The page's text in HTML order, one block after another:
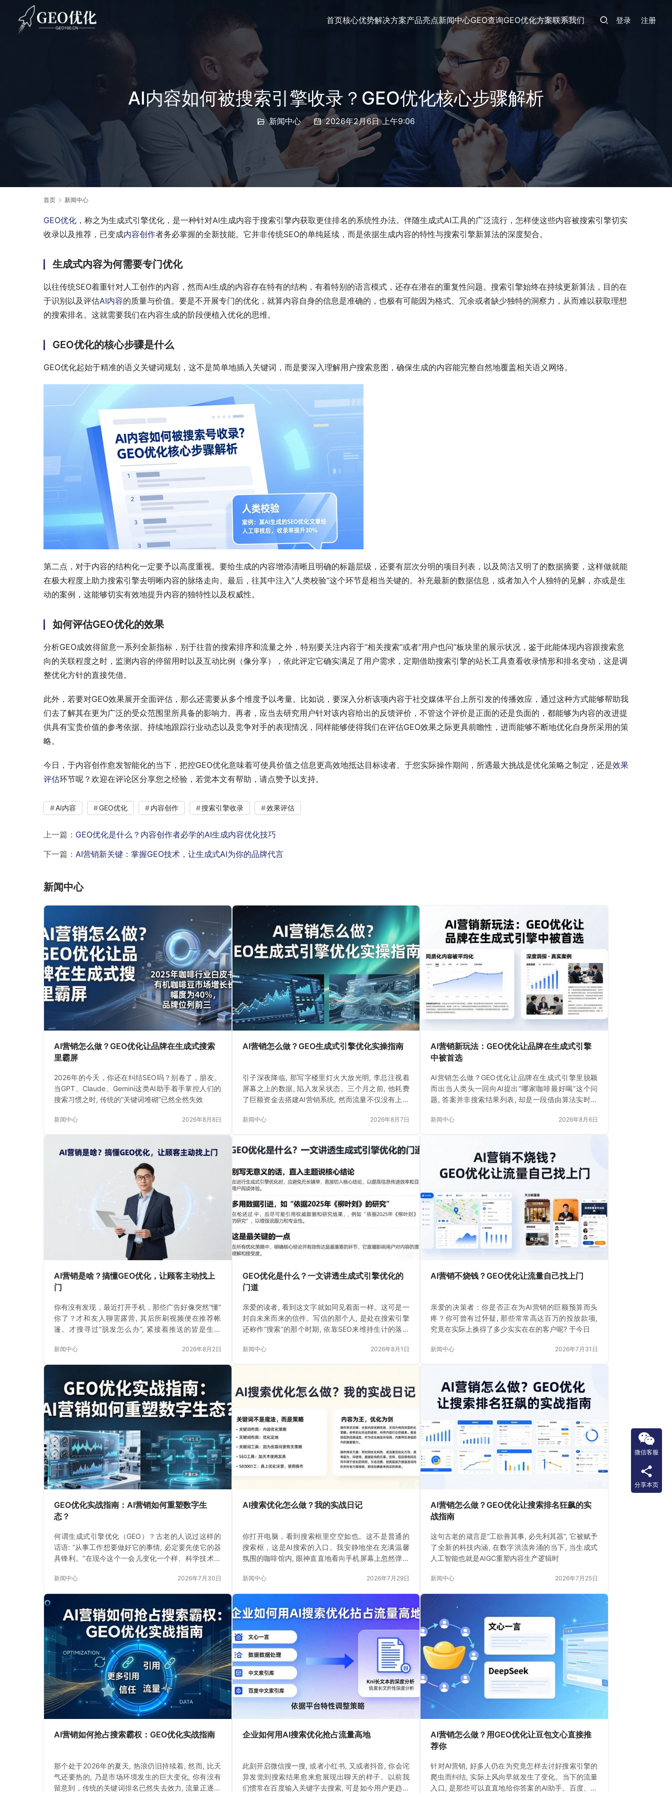
首页核心优势解决方案产品亮点新闻中心GEO查询GEO优化方案联系我们 登录 注册
AI内容如何被搜索引擎收录？GEO优化核心步骤解析
新闻中心 2026年2月6日 上午9:06
首页 新闻中心
GEO优化 ，称之为生成式引擎优化，是一种针对AI生成内容于搜索引擎内获取更佳排名的系统性办法。伴随生成式AI工具的广泛流行，怎样使这些内容被搜索引擎切实
收录以及推荐，已变成内容创作者务必掌握的全新技能。它并非传统SEO的单纯延续，而是依据生成内容的特性与搜索引擎新算法的深度契合。
生成式内容为何需要专门优化
以往传统SEO着重针对人工创作的内容，然而AI生成的内容存在特有的结构，有着特别的语言模式，还存在潜在的重复性问题。搜索引擎始终在持续更新算法，目的在
于识别以及评估AI内容的质量与价值。要是不开展专门的优化，就算内容自身的信息是准确的，也极有可能因为格式、冗余或者缺少独特的洞察力，从而难以获取理想
的搜索排名。这就需要我们在内容生成的阶段便植入优化的思维。
GEO优化的核心步骤是什么
GEO优化起始于精准的语义关键词规划，这不是简单地插入关键词，而是要深入理解用户搜索意图，确保生成的内容能完整自然地覆盖相关语义网络。
第二点，对于内容的结构化一定要予以高度重视。要给生成的内容增添清晰且明确的标题层级，还要有层次分明的项目列表，以及简洁又明了的数据摘要，这样做就能
在极大程度上助力搜索引擎去明晰内容的脉络走向。最后，往其中注入“人类校验”这个环节是相当关键的。补充最新的数据信息，或者加入个人独特的见解，亦或是生
动的案例，这能够切实有效地提升内容的独特性以及权威性。
如何评估GEO优化的效果
分析GEO成效得留意一系列全新指标，别于往昔的搜索排序和流量之外，特别要关注内容于“相关搜索”或者“用户也问”板块里的展示状况，鉴于此能体现内容跟搜索意
向的关联程度之时，监测内容的停留用时以及互动比例（像分享），依此评定它确实满足了用户需求，定期借助搜索引擎的站长工具查看收录情形和排名变动，这是调
整优化方针的直接凭借。
此外，若要对GEO效果展开全面评估，那么还需要从多个维度予以考量。比如说，要深入分析该项内容于社交媒体平台上所引发的传播效应，通过这种方式能够帮助我
们去了解其在更为广泛的受众范围里所具备的影响力。再者，应当去研究用户针对该内容给出的反馈评价，不管这个评价是正面的还是负面的，都能够为内容的改进提
供具有宝贵价值的参考依据。持续地跟踪行业动态以及竞争对手的表现情况，同样能够使得我们在评估GEO效果之际更具前瞻性，进而能够不断地优化自身所采用的策
略。
今日，于内容创作愈发智能化的当下，把控GEO优化意味着可使具价值之信息更高效地抵达目标读者。于您实际操作期间，所遇最大挑战是优化策略之制定，还是效果
评估环节呢？欢迎在评论区分享您之经验，若觉本文有帮助，请点赞予以支持。
AI内容 GEO优化 内容创作 搜索引擎收录 效果评估
上一篇： GEO优化是什么？内容创作者必学的AI生成内容优化技巧
下一篇： AI营销新关键：掌握GEO技术，让生成式AI为你的品牌代言
新闻中心
AI营销怎么做？GEO优化让品牌在生成式搜索
里霸屏
2026年的今天，你还在纠结SEO吗？别卷了，朋友。
当GPT、Claude、Gemini这类AI助手着手掌控人们的
搜索习惯之时, 传统的“关键词堆砌”已然全然失效
新闻中心 2026年8月8日
AI营销怎么做？GEO生成式引擎优化实操指南
引子深夜降临, 那写字楼里灯火大放光明, 李总注视着
屏幕之上的数据, 陷入发呆状态。三个月之前, 他耗费
了巨额资金去搭建AI营销系统, 然而流量不仅没有上升
新闻中心 2026年8月7日
AI营销新玩法：GEO优化让品牌在生成式引擎
中被首选
AI营销怎么做？GEO优化让品牌在生成式引擎里脱颖
而出当人类头一回向AI提出“哪家咖啡最好喝”这个问
题, 答案并非搜索结果列表, 却是一段借由算法实时生
新闻中心 2026年8月6日
AI营销是啥？搞懂GEO优化，让顾客主动找上
门
你有没有发现，最近打开手机，那些广告好像突然“懂”
你了？才和友人聊罢露营, 其后所刷视频便在推荐帐
篷。才搜寻过“脱发怎么办”, 紧接着推送的皆是生发
新闻中心 2026年8月2日
GEO优化是什么？一文讲透生成式引擎优化的
门道
亲爱的读者, 看到这文字就如同见着面一样。这可是一
封自未来而来的信件。写信的那个人, 是处在搜索引擎
还称作“搜索”的那个时期, 依靠SEO来维持生计的落魄
新闻中心 2026年8月1日
AI营销不烧钱？GEO优化让流量自己找上门
亲爱的决策者：你是否正在为AI营销的巨额预算而头
疼？你可曾有过怀疑, 那些常常高达百万的投放款项,
究竟在实际上换得了多少实实在在的客户呢? 于今日
新闻中心 2026年7月31日
GEO优化实战指南：AI营销如何重塑数字生
态？
何谓生成式引擎优化（GEO）？古老的人说过这样的
话语: “从事工作想要做好它的事情, 必定要先使它的器
具锋利。”在现今这个一会儿变化一个样、科学技术飞
新闻中心 2026年7月30日
AI搜索优化怎么做？我的实战日记
你打开电脑，看到搜索框里空空如也。这不是普通的
搜索框，这是AI搜索的入口。我安静地坐在充满温馨
氛围的咖啡馆内, 眼神直直地看向手机屏幕上忽然弹出
新闻中心 2026年7月29日
AI营销怎么做？GEO优化让搜索排名狂飙的实
战指南
这句古老的箴言是“工欲善其事, 必先利其器”, 它被赋予
了全新的科技内涵, 在数字洪流奔涌的当下, 当生成式
人工智能也就是AIGC重塑内容生产逻辑时
新闻中心 2026年7月25日
AI营销如何抢占搜索霸权：GEO优化实战指南
那个处于2026年的夏天, 热浪仍旧持续着, 然而, 比天
气还要热的, 乃是市场环境发生的巨大变化, 你有没有
留意到，传统的关键词排名已然失去效力, 流量正逐渐
企业如何用AI搜索优化抢占流量高地
此刻开启微信搜一搜, 或者小红书, 又或者抖音, 你会诧
异发觉到搜索结果愈来愈展现出聊天的样子。以前我
们惯常在百度输入关键字去搜索, 可是如今用户更趋向
AI营销怎么做？用GEO优化让豆包文心直接推
荐你
针对AI营销, 好多人仍在为究竟怎样去讨好搜索引擎的
爬虫而纠结, 实际上风向早就发生了变化。当下的流量
入口, 是那些可以直直地给你答案的AI助手。百度、微
微信客服
分享本页